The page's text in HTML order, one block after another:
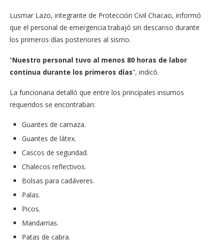
Lusmar Lazo, integrante de Protección Civil Chacao, informó
que el personal de emergencia trabajó sin descanso durante
los primeros días posteriores al sismo.
“Nuestro personal tuvo al menos 80 horas de labor
continua durante los primeros días”, indicó.
La funcionaria detalló que entre los principales insumos
requeridos se encontraban:
Guantes de carnaza.
Guantes de látex.
Cascos de seguridad.
Chalecos reflectivos.
Bolsas para cadáveres.
Palas.
Picos.
Mandarrias.
Patas de cabra.